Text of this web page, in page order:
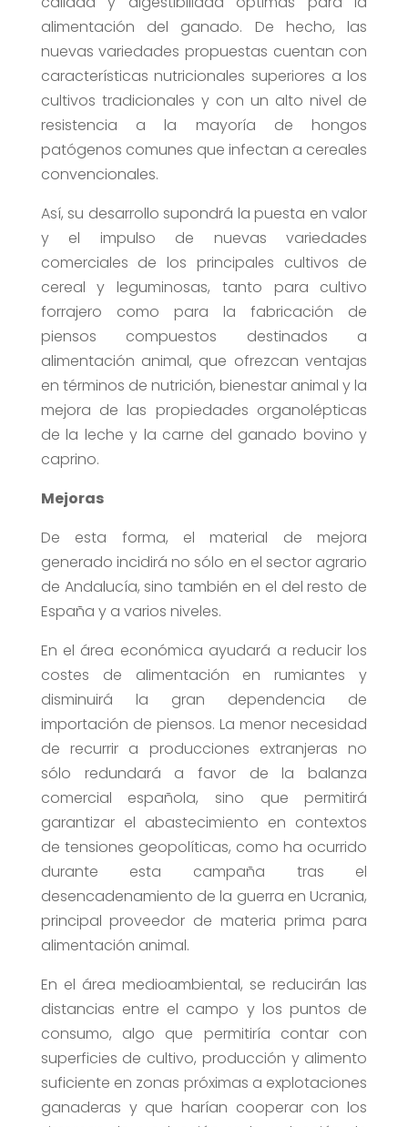
alimentación del ganado. De hecho, las
nuevas variedades propuestas cuentan con
características nutricionales superiores a los
cultivos tradicionales y con un alto nivel de
resistencia a la mayoría de hongos
patógenos comunes que infectan a cereales
convencionales.
Así, su desarrollo supondrá la puesta en valor
y el impulso de nuevas variedades
comerciales de los principales cultivos de
cereal y leguminosas, tanto para cultivo
forrajero como para la fabricación de
piensos compuestos destinados a
alimentación animal, que ofrezcan ventajas
en términos de nutrición, bienestar animal y la
mejora de las propiedades organolépticas
de la leche y la carne del ganado bovino y
caprino.
Mejoras
De esta forma, el material de mejora
generado incidirá no sólo en el sector agrario
de Andalucía, sino también en el del resto de
España y a varios niveles.
En el área económica ayudará a reducir los
costes de alimentación en rumiantes y
disminuirá la gran dependencia de
importación de piensos. La menor necesidad
de recurrir a producciones extranjeras no
sólo redundará a favor de la balanza
comercial española, sino que permitirá
garantizar el abastecimiento en contextos
de tensiones geopolíticas, como ha ocurrido
durante esta campaña tras el
desencadenamiento de la guerra en Ucrania,
principal proveedor de materia prima para
alimentación animal.
En el área medioambiental, se reducirán las
distancias entre el campo y los puntos de
consumo, algo que permitiría contar con
superficies de cultivo, producción y alimento
suficiente en zonas próximas a explotaciones
ganaderas y que harían cooperar con los